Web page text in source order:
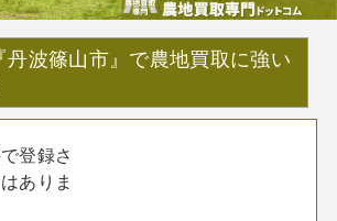
丹波篠山市』で農地買取に強い
登録さ
ありま